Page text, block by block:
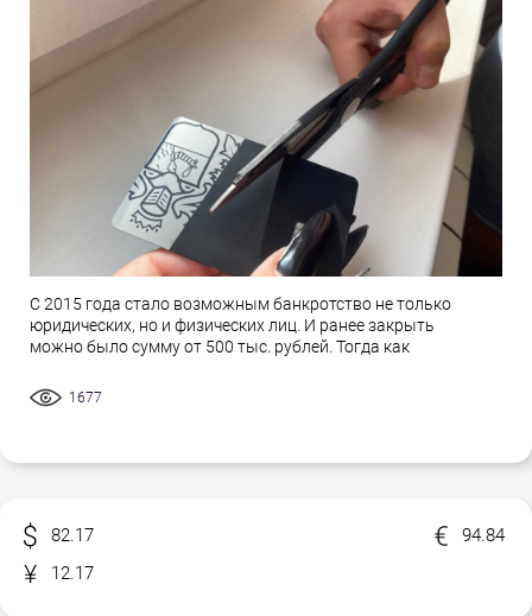
С 2015 года стало возможным банкротство не только
юридических, но и физических лиц. И ранее закрыть
можно было сумму от 500 тыс. рублей. Тогда как
1677
82.17
94.84
12.17